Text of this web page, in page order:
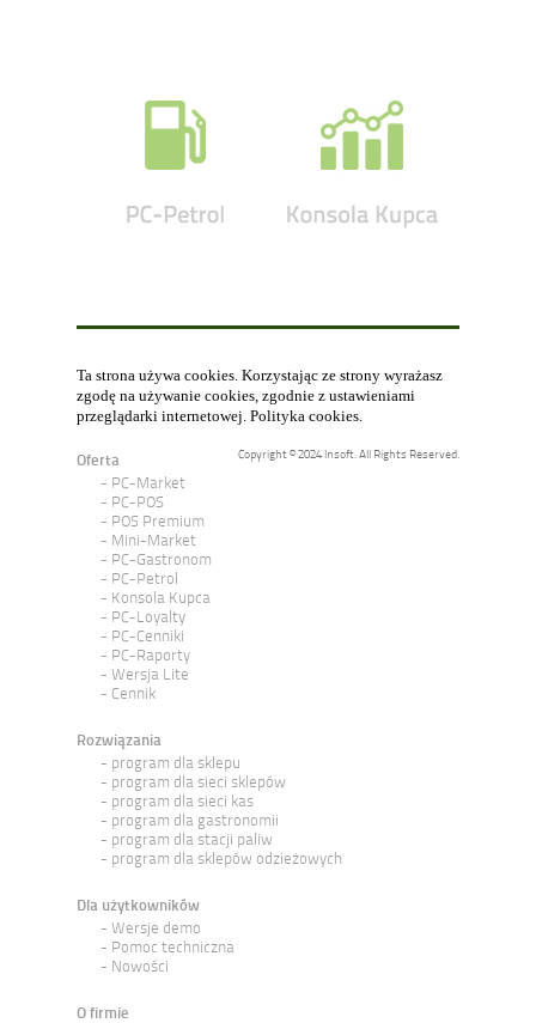
Ta strona używa cookies. Korzystając ze strony wyrażasz
zgodę na używanie cookies, zgodnie z ustawieniami
przeglądarki internetowej. Polityka cookies.
Copyright © 2024 Insoft. All Rights Reserved.
Oferta
PC-Market
PC-POS
POS Premium
Mini-Market
PC-Gastronom
PC-Petrol
Konsola Kupca
PC-Loyalty
PC-Cenniki
PC-Raporty
Wersja Lite
Cennik
Rozwiązania
program dla sklepu
program dla sieci sklepów
program dla sieci kas
program dla gastronomii
program dla stacji paliw
program dla sklepów odzieżowych
Dla użytkowników
Wersje demo
Pomoc techniczna
Nowości
O firmie